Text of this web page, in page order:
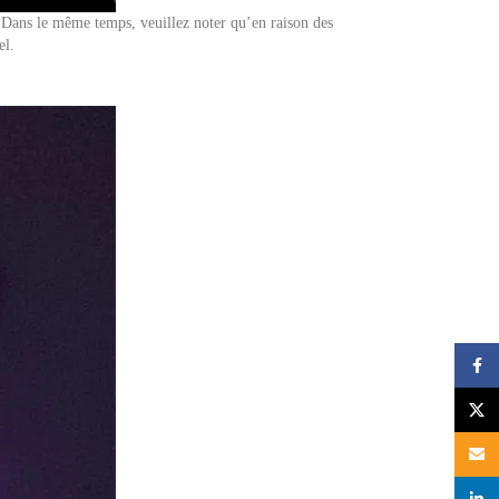
le même temps, veuillez noter qu’en raison des
Email